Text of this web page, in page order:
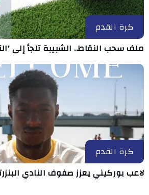
كرة القدم
ملف سحب النقاط.. الشبيبة تلجأ إلى
كرة القدم
لاعب بوركيني يعزز صفوف النادي